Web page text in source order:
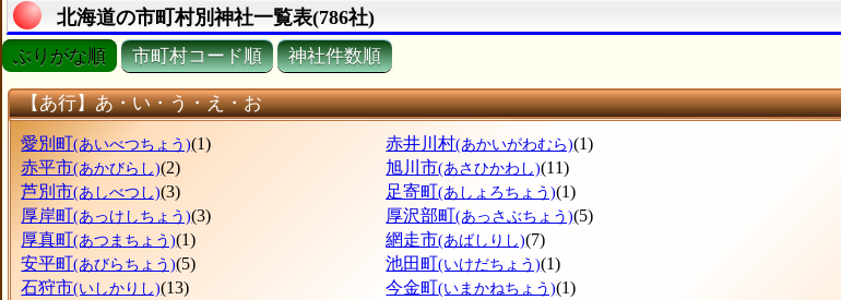
北海道の市町村別神社一覧表(786社)
ぶりがな順 市町村コード順 神社件数順
【あ行】あ・い・う・え・お
愛別町(あいべつちょう)(1) 赤井川村(あかいがわむら)(1)
赤平市(あかびらし)(2) 旭川市(あさひかわし)(11)
芦別市(あしべつし)(3) 足寄町(あしょろちょう)(1)
厚岸町(あっけしちょう)(3) 厚沢部町(あっさぶちょう)(5)
厚真町(あつまちょう)(1) 網走市(あばしりし)(7)
安平町(あびらちょう)(5) 池田町(いけだちょう)(1)
石狩市(いしかりし)(13) 今金町(いまかねちょう)(1)